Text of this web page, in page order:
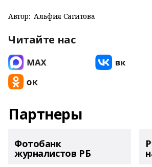
Автор: Альфия Сагитова
Читайте нас
Партнеры
Фотобанк
журналистов РБ